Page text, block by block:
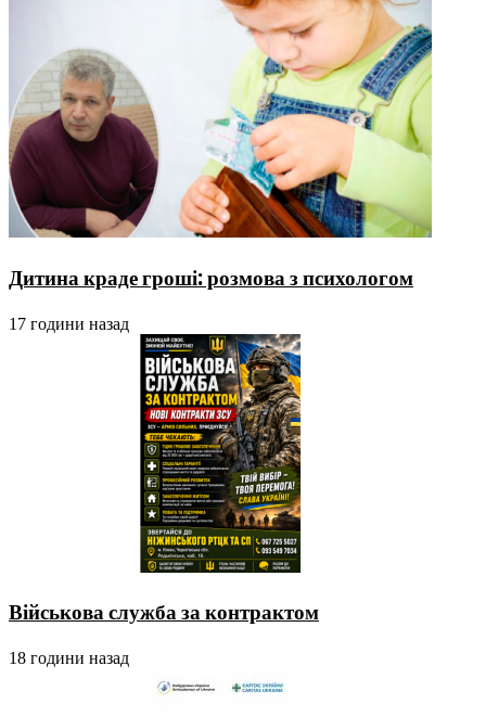
Дитина краде гроші: розмова з психологом
17 години назад
Військова служба за контрактом
18 години назад